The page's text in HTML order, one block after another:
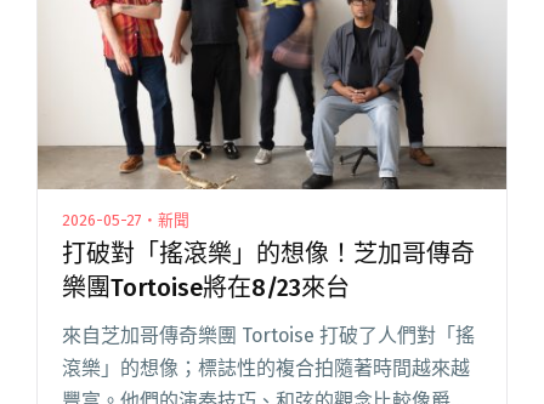
虹綠洲音樂祭 三月巡迴秒殺後宣布台北再加
場！"
2026-05-27・新聞
打破對「搖滾樂」的想像！芝加哥傳奇
樂團Tortoise將在8/23來台
來自芝加哥傳奇樂團 Tortoise 打破了人們對「搖
滾樂」的想像；標誌性的複合拍隨著時間越來越